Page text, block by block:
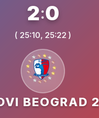
2:0
( 25:10, 25:22 )
BEOGRAD 2